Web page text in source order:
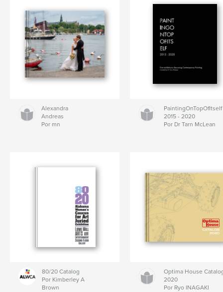
Alexandra
Andreas
Por mn
PaintingOnTopOfItself
2015 - 2020
Por Dr Tarn McLean
80/20 Catalog
Por Kimberley A
Brown
Optima House
2020
Por Ryo INAGAKI